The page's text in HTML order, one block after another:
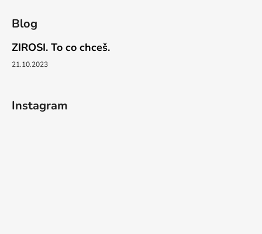
Blog
ZIROSI. To co chceš.
21.10.2023
Instagram